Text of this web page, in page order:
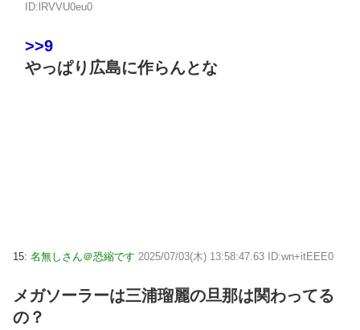
ID:lRVVU0eu0
>>9
やっぱり広島に作らんとな
15: 名無しさん＠恐縮です 2025/07/03(木) 13:58:47.63 ID:wn+itEEE0
メガソーラーは三浦瑠麗の旦那は関わってる
の？